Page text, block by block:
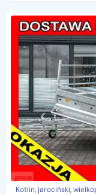
Kotlin, jarociński,